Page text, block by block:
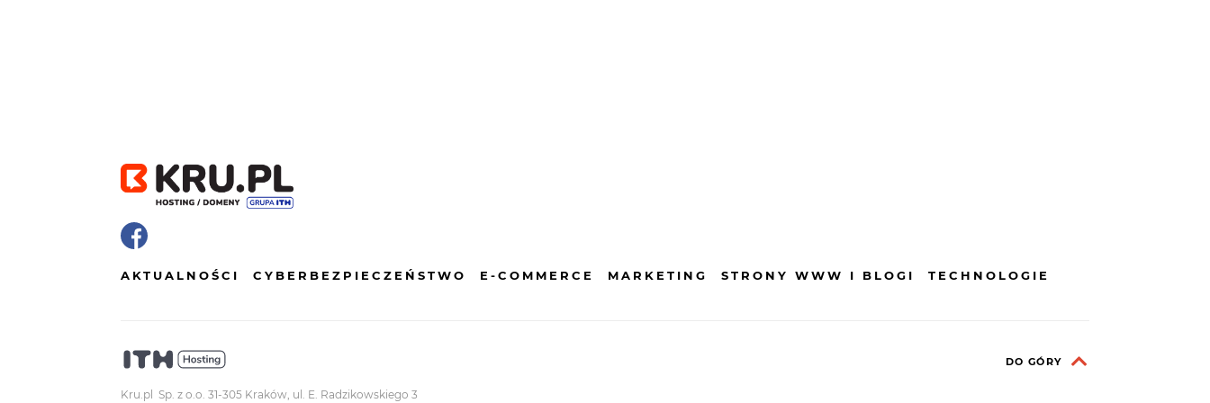
AKTUALNOŚCI CYBERBEZPIECZEŃSTWO E-COMMERCE MARKETING STRONY WWW I BLOGI TECHNOLOGIE
DO GÓRY
Kru.pl Sp. z o.o. 31-305 Kraków, ul. E. Radzikowskiego 3